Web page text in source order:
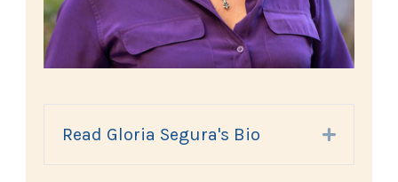
Read Gloria Segura's Bio Expand